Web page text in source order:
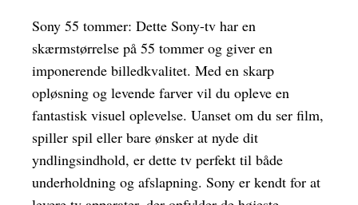
Sony 55 tommer: Dette Sony-tv har en
skærmstørrelse på 55 tommer og giver en
imponerende billedkvalitet. Med en skarp
opløsning og levende farver vil du opleve en
fantastisk visuel oplevelse. Uanset om du ser film,
spiller spil eller bare ønsker at nyde dit
yndlingsindhold, er dette tv perfekt til både
underholdning og afslapning. Sony er kendt for at